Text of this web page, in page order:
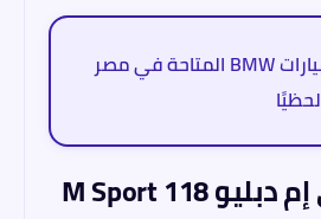
🚘 تصفح جميع سيارات BMW المتاحة في مصر
فئة وسعر بي إم دبليو 118 M Sport